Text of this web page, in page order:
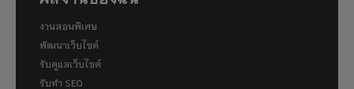
งานสอนพิเศษ
พัฒนาเว็บไซต์
รับดูแลเว็บไซต์
รับทำ SEO